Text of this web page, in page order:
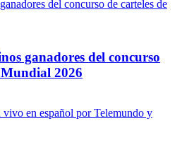
ganadores del concurso
Mundial 2026